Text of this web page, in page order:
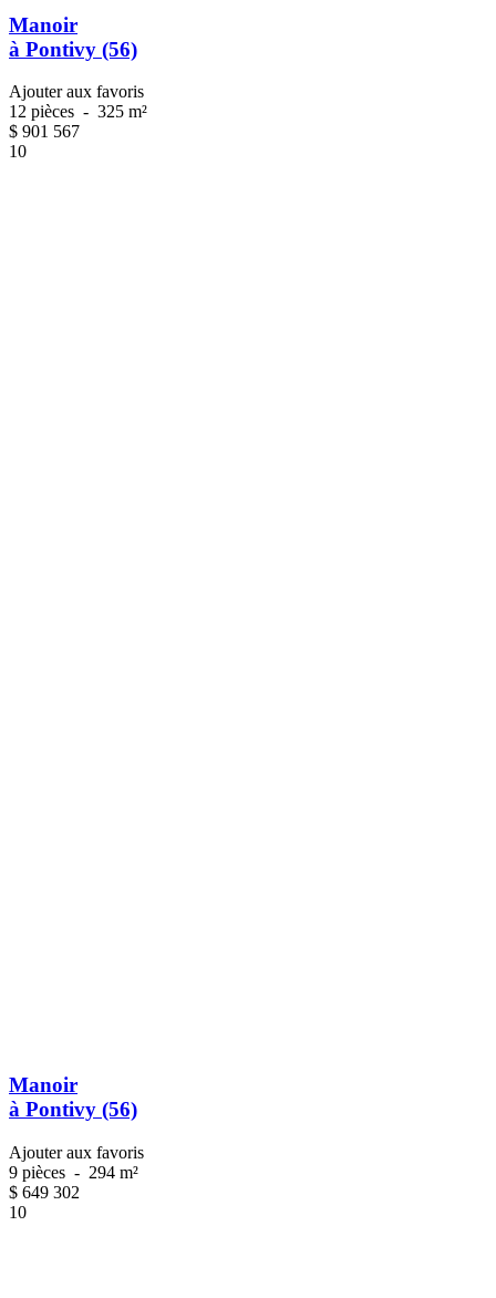
Manoir
à Pontivy (56)
Ajouter aux favoris
12 pièces - 325 m²
$ 901 567
10
Manoir
à Pontivy (56)
Ajouter aux favoris
9 pièces - 294 m²
$ 649 302
10